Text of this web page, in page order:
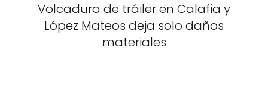
Volcadura de tráiler en Calafia y
López Mateos deja solo daños
materiales